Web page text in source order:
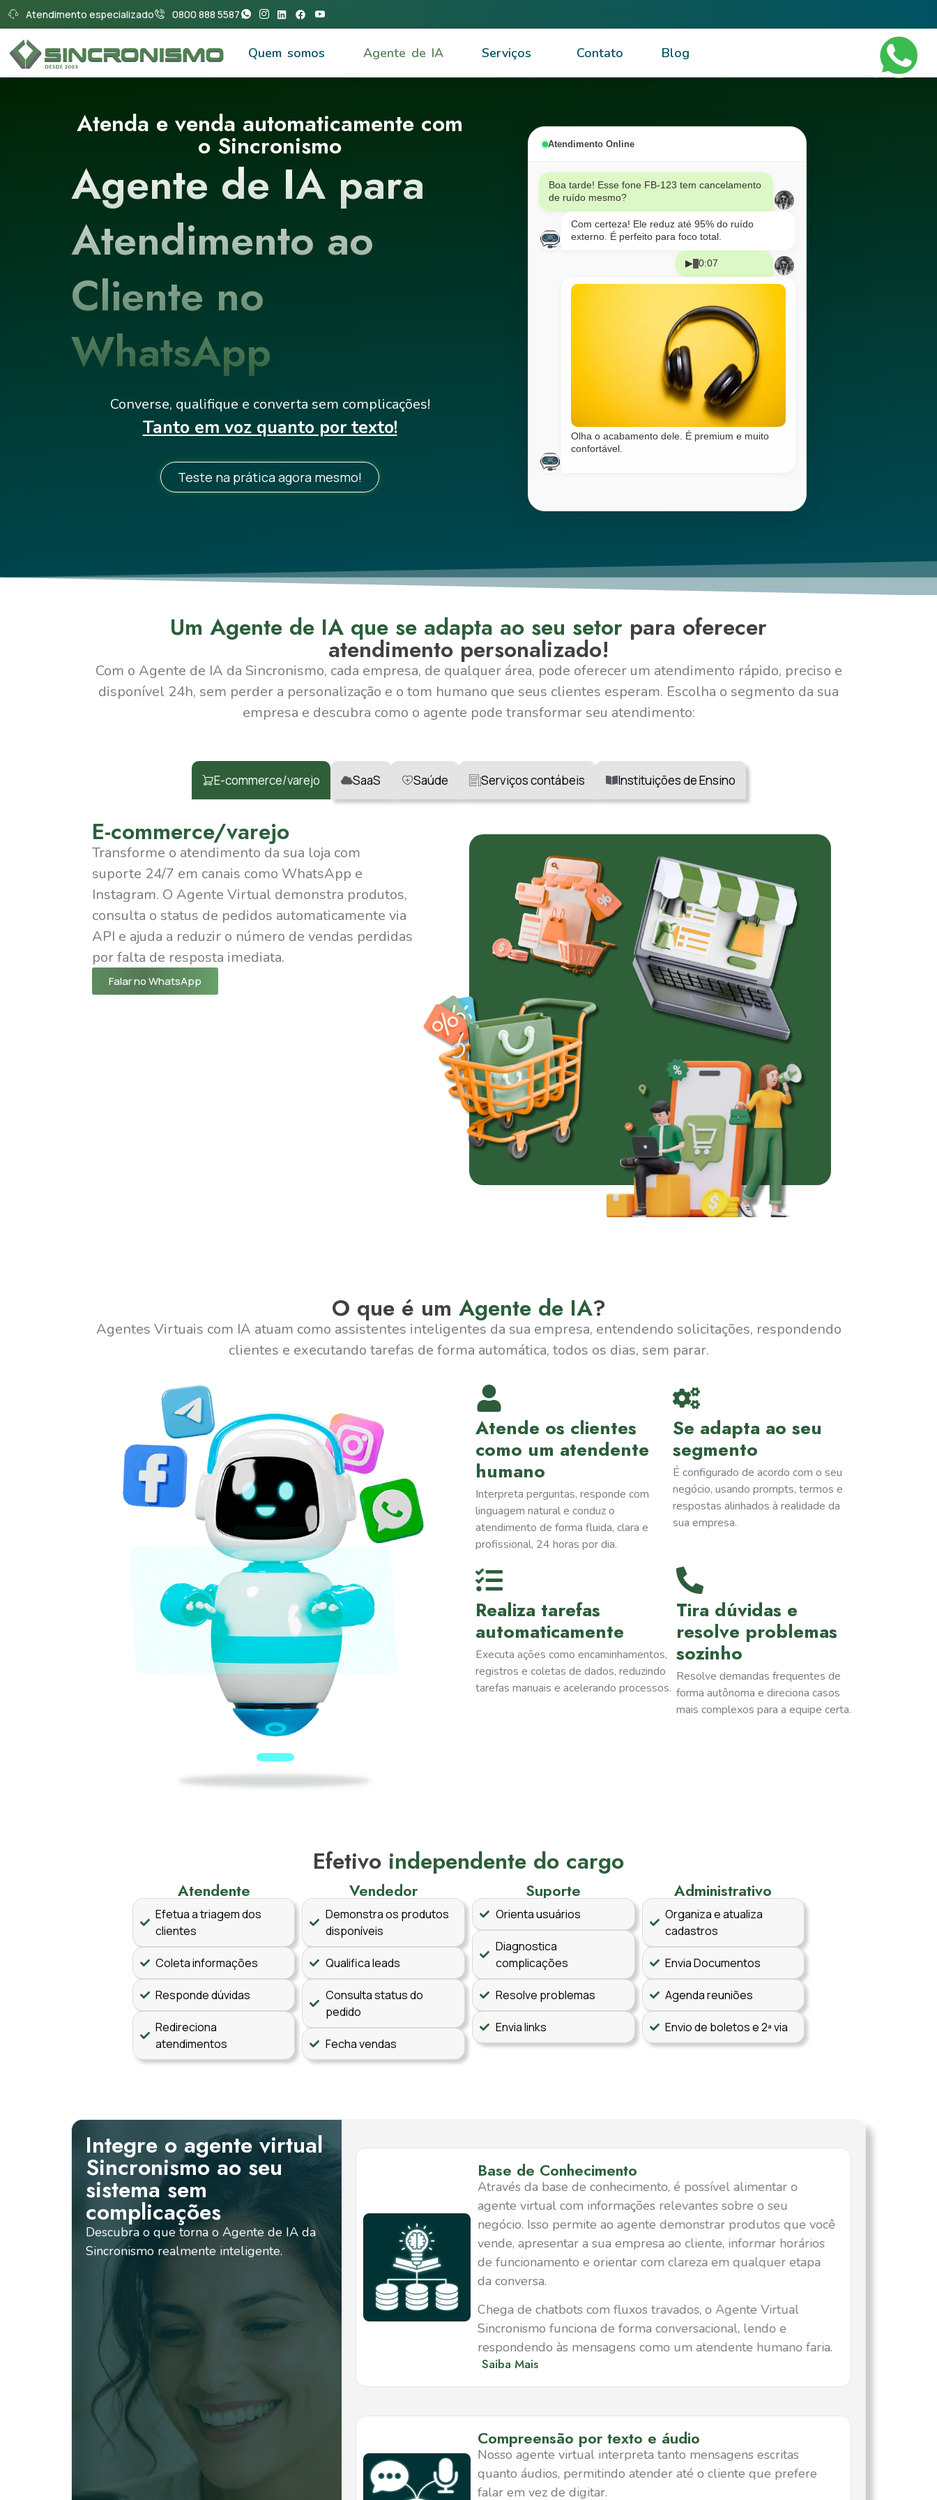
Atendimento especializado 0800 888 5587
Quem somos Agente de IA Serviços Contato Blog
Atenda e venda automaticamente com
o Sincronismo
Agente de IA para
Atendimento ao
Cliente no
WhatsApp
Converse, qualifique e converta sem complicações!
Tanto em voz quanto por texto!
Teste na prática agora mesmo!
Atendimento Online
Boa tarde! Esse fone FB-123 tem cancelamento
de ruído mesmo?
Com certeza! Ele reduz até 95% do ruído
externo. É perfeito para foco total.
▶ 0:07
Olha o acabamento dele. É premium e muito
confortável.
Um Agente de IA que se adapta ao seu setor para oferecer
atendimento personalizado!
Com o Agente de IA da Sincronismo, cada empresa, de qualquer área, pode oferecer um atendimento rápido, preciso e
disponível 24h, sem perder a personalização e o tom humano que seus clientes esperam. Escolha o segmento da sua
empresa e descubra como o agente pode transformar seu atendimento:
E-commerce/varejo SaaS Saúde Serviços contábeis Instituições de Ensino
E-commerce/varejo
Transforme o atendimento da sua loja com
suporte 24/7 em canais como WhatsApp e
Instagram. O Agente Virtual demonstra produtos,
consulta o status de pedidos automaticamente via
API e ajuda a reduzir o número de vendas perdidas
por falta de resposta imediata.
Falar no WhatsApp
O que é um Agente de IA?
Agentes Virtuais com IA atuam como assistentes inteligentes da sua empresa, entendendo solicitações, respondendo
clientes e executando tarefas de forma automática, todos os dias, sem parar.
Atende os clientes
como um atendente
humano
Interpreta perguntas, responde com
linguagem natural e conduz o
atendimento de forma fluida, clara e
profissional, 24 horas por dia.
Se adapta ao seu
segmento
É configurado de acordo com o seu
negócio, usando prompts, termos e
respostas alinhados à realidade da
sua empresa.
Realiza tarefas
automaticamente
Executa ações como encaminhamentos,
registros e coletas de dados, reduzindo
tarefas manuais e acelerando processos.
Tira dúvidas e
resolve problemas
sozinho
Resolve demandas frequentes de
forma autônoma e direciona casos
mais complexos para a equipe certa.
Efetivo independente do cargo
Atendente
Efetua a triagem dos
clientes
Coleta informações
Responde dúvidas
Redireciona
atendimentos
Vendedor
Demonstra os produtos
disponíveis
Qualifica leads
Consulta status do
pedido
Fecha vendas
Suporte
Orienta usuários
Diagnostica
complicações
Resolve problemas
Envia links
Administrativo
Organiza e atualiza
cadastros
Envia Documentos
Agenda reuniões
Envio de boletos e 2ª via
Integre o agente virtual
Sincronismo ao seu
sistema sem
complicações
Descubra o que torna o Agente de IA da
Sincronismo realmente inteligente.
Base de Conhecimento
Através da base de conhecimento, é possível alimentar o
agente virtual com informações relevantes sobre o seu
negócio. Isso permite ao agente demonstrar produtos que você
vende, apresentar a sua empresa ao cliente, informar horários
de funcionamento e orientar com clareza em qualquer etapa
da conversa.
Chega de chatbots com fluxos travados, o Agente Virtual
Sincronismo funciona de forma conversacional, lendo e
respondendo às mensagens como um atendente humano faria.
Saiba Mais
Compreensão por texto e áudio
Nosso agente virtual interpreta tanto mensagens escritas
quanto áudios, permitindo atender até o cliente que prefere
falar em vez de digitar.